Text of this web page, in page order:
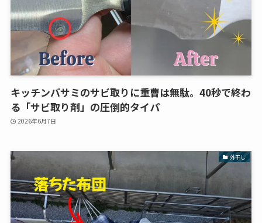
キッチンバサミのサビ取りに重曹は無駄。40秒で終わ
る「サビ取り剤」の圧倒的タイパ
2026年6月7日
外干し